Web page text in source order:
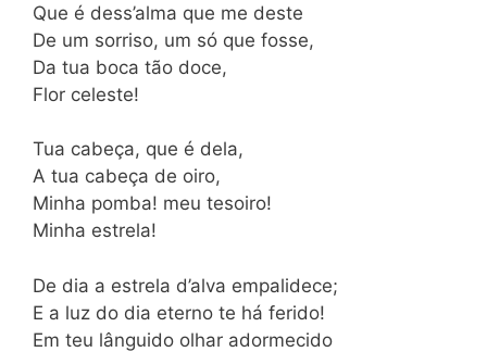
Que é dess’alma que me deste
De um sorriso, um só que fosse,
Da tua boca tão doce,
Flor celeste!
Tua cabeça, que é dela,
A tua cabeça de oiro,
Minha pomba! meu tesoiro!
Minha estrela!
De dia a estrela d’alva empalidece;
E a luz do dia eterno te há ferido!
Em teu lânguido olhar adormecido